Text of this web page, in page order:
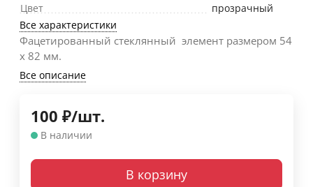
Цвет
прозрачный
Все характеристики
Фацетированный стеклянный элемент размером 54
х 82 мм.
Все описание
100 ₽/шт.
В наличии
В корзину